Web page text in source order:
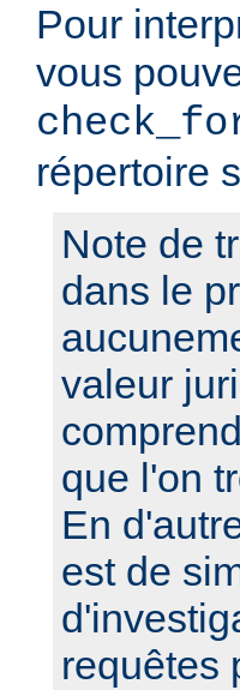
Pour
vous
répertoire
Note de
dans le
valeur
que l'on
En
est de
requêtes